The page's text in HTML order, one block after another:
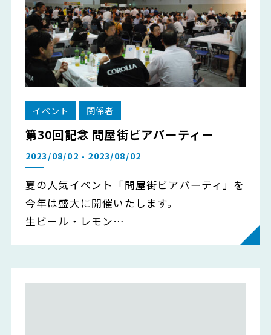
イベント 関係者
第30回記念 問屋街ビアパーティー
2023/08/02 - 2023/08/02
夏の人気イベント「問屋街ビアパーティ」を
今年は盛大に開催いたします。
生ビール・レモン…